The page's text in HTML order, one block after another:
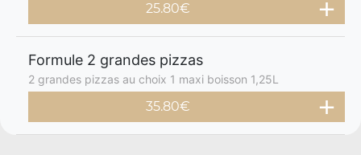
25.80€
Formule 2 grandes pizzas
2 grandes pizzas au choix 1 maxi boisson 1,25L
35.80€